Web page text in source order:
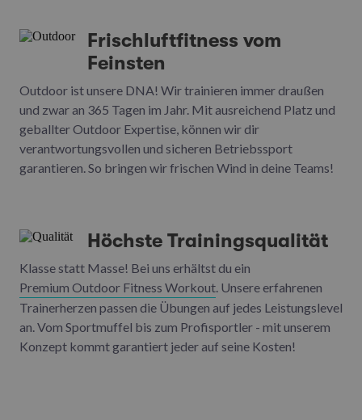
Frischluftfitness vom
Feinsten
Outdoor ist unsere DNA! Wir trainieren immer draußen
und zwar an 365 Tagen im Jahr. Mit ausreichend Platz und
geballter Outdoor Expertise, können wir dir
verantwortungsvollen und sicheren Betriebssport
garantieren. So bringen wir frischen Wind in deine Teams!
Höchste Trainingsqualität
Klasse statt Masse! Bei uns erhältst du ein
Premium Outdoor Fitness Workout . Unsere erfahrenen
Trainerherzen passen die Übungen auf jedes Leistungslevel
an. Vom Sportmuffel bis zum Profisportler - mit unserem
Konzept kommt garantiert jeder auf seine Kosten!